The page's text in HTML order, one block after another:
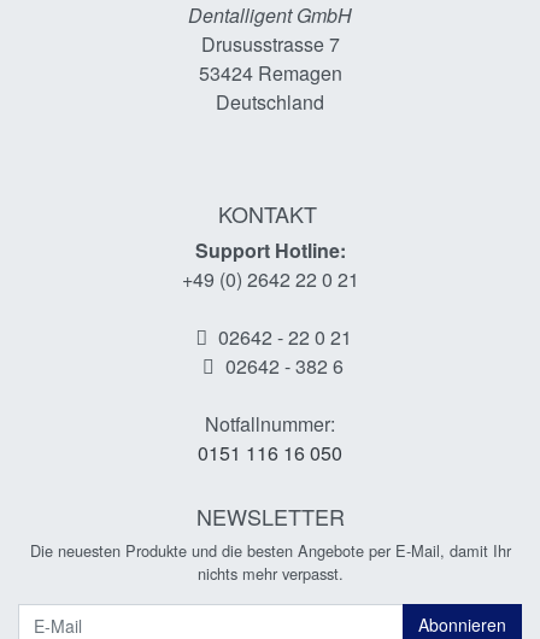
Dentalligent GmbH
Drususstrasse 7
53424Remagen
Deutschland
KONTAKT
Support Hotline:
+49 (0) 2642 22 0 21
02642 - 22 0 21
02642 - 382 6
Notfallnummer:
0151 116 16 050
NEWSLETTER
Die neuesten Produkte und die besten Angebote per E-Mail, damit Ihr
nichts mehr verpasst.
Abonnieren